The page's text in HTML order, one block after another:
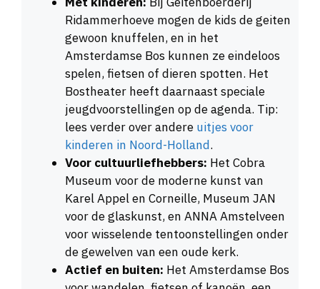
Ridammerhoeve mogen de kids de geiten
gewoon knuffelen, en in het
Amsterdamse Bos kunnen ze eindeloos
spelen, fietsen of dieren spotten. Het
Bostheater heeft daarnaast speciale
jeugdvoorstellingen op de agenda. Tip:
lees verder over andere uitjes voor
kinderen in Noord-Holland.
Voor cultuurliefhebbers: Het Cobra
Museum voor de moderne kunst van
Karel Appel en Corneille, Museum JAN
voor de glaskunst, en ANNA Amstelveen
voor wisselende tentoonstellingen onder
de gewelven van een oude kerk.
Actief en buiten: Het Amsterdamse Bos